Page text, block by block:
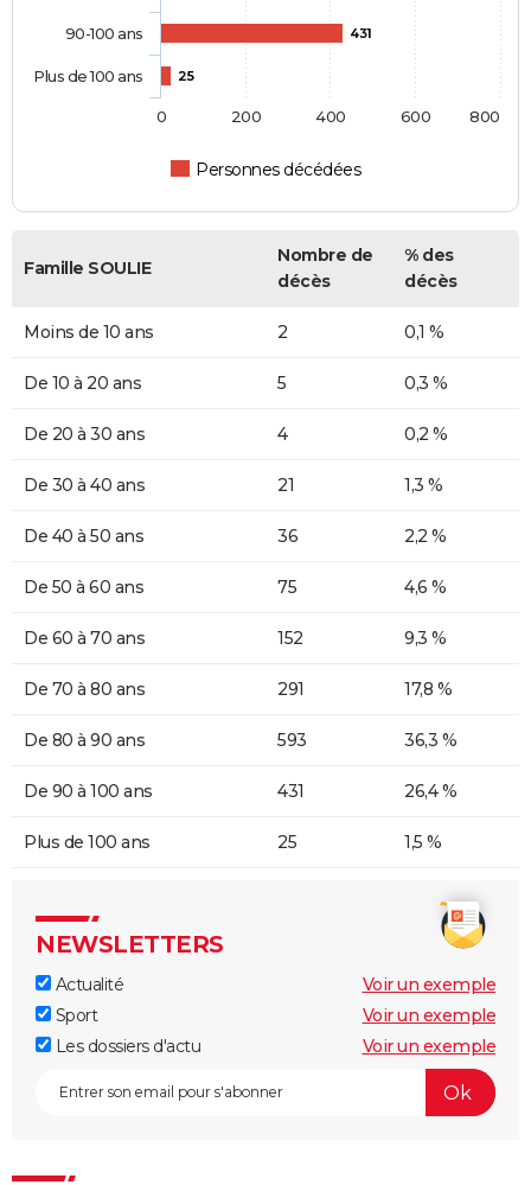
431
25
Personnes décédées
90-100 ans
Plus de 100 ans
0 200 400 600 800
Famille SOULIE
Nombre de
décès
% des
décès
Moins de 10 ans 2 0,1 %
De 10 à 20 ans 5 0,3 %
De 20 à 30 ans 4 0,2 %
De 30 à 40 ans 21 1,3 %
De 40 à 50 ans 36 2,2 %
De 50 à 60 ans 75 4,6 %
De 60 à 70 ans 152 9,3 %
De 70 à 80 ans 291 17,8 %
De 80 à 90 ans 593 36,3 %
De 90 à 100 ans 431 26,4 %
Plus de 100 ans 25 1,5 %
NEWSLETTERS
Actualité
Voir un exemple
Sport
Voir un exemple
Les dossiers d'actu
Voir un exemple